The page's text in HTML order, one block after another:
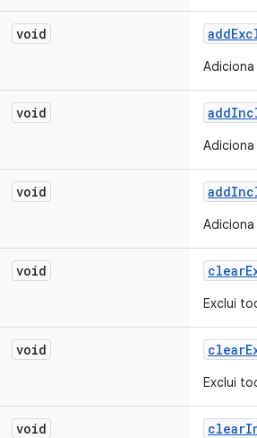
void add
void add
void add
void clear
Exclui
void clear
Exclui
void clear